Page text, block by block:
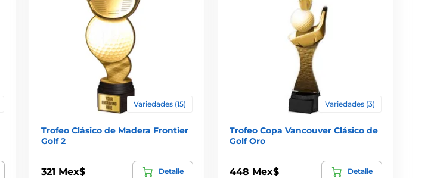
Variedades (15)
Trofeo Clásico de Madera Frontier
Golf 2
321 Mex$ Detalle
Variedades (3)
Trofeo Copa Vancouver Clásico de
Golf Oro
448 Mex$ Detalle